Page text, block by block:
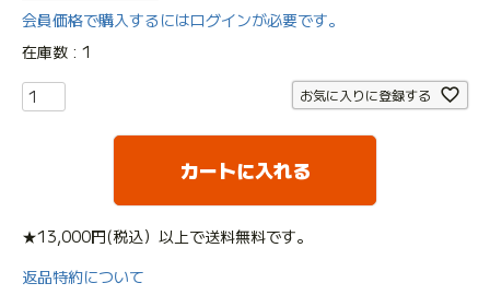
会員価格で購入するにはログインが必要です。
在庫数
1
お気に入りに登録する
カートに入れる
★13,000円(税込）以上で送料無料です。
返品特約について